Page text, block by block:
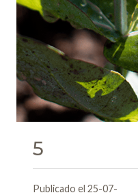
5
Publicado el 25-07-